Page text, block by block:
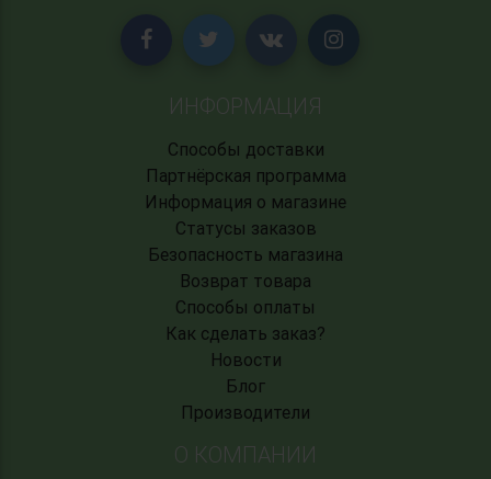
ИНФОРМАЦИЯ
Способы доставки
Партнёрская программа
Информация о магазине
Статусы заказов
Безопасность магазина
Возврат товара
Способы оплаты
Как сделать заказ?
Новости
Блог
Производители
О КОМПАНИИ